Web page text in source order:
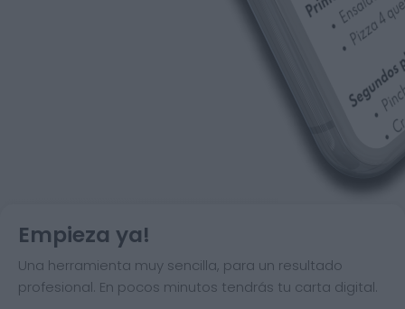
Empieza ya!
Una herramienta muy sencilla, para un resultado
profesional. En pocos minutos tendrás tu carta digital.